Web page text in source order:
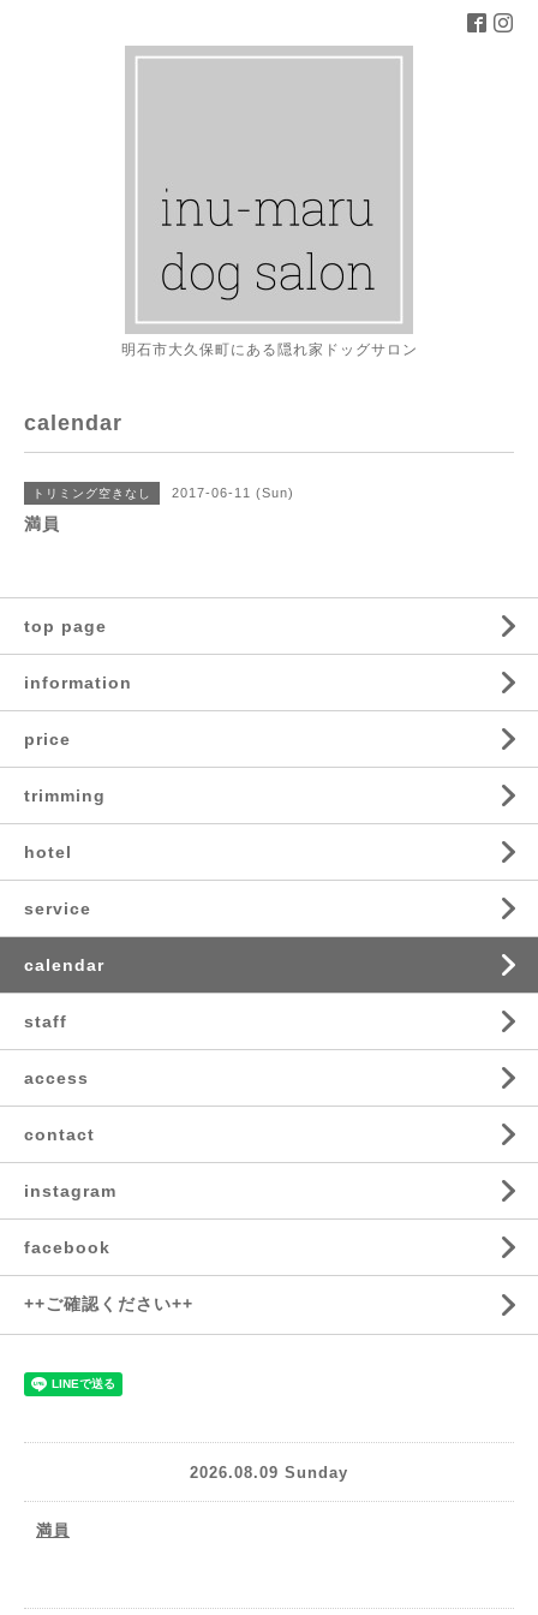
明石市大久保町にある隠れ家ドッグサロン
calendar
トリミング空きなし 2017-06-11 (Sun)
満員
top page
information
price
trimming
hotel
service
calendar
staff
access
contact
instagram
facebook
++ご確認ください++
2026.08.09 Sunday
満員